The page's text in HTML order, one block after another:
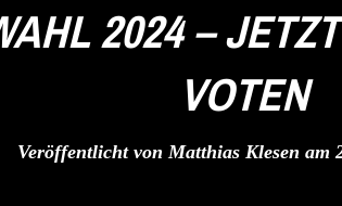
2024 –
VOTEN
Veröffentlicht vonMatthias Klesen am